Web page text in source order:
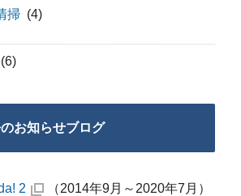
掃 (4)
(6)
お知らせブログ
2 （2014年9月～2020年7月）